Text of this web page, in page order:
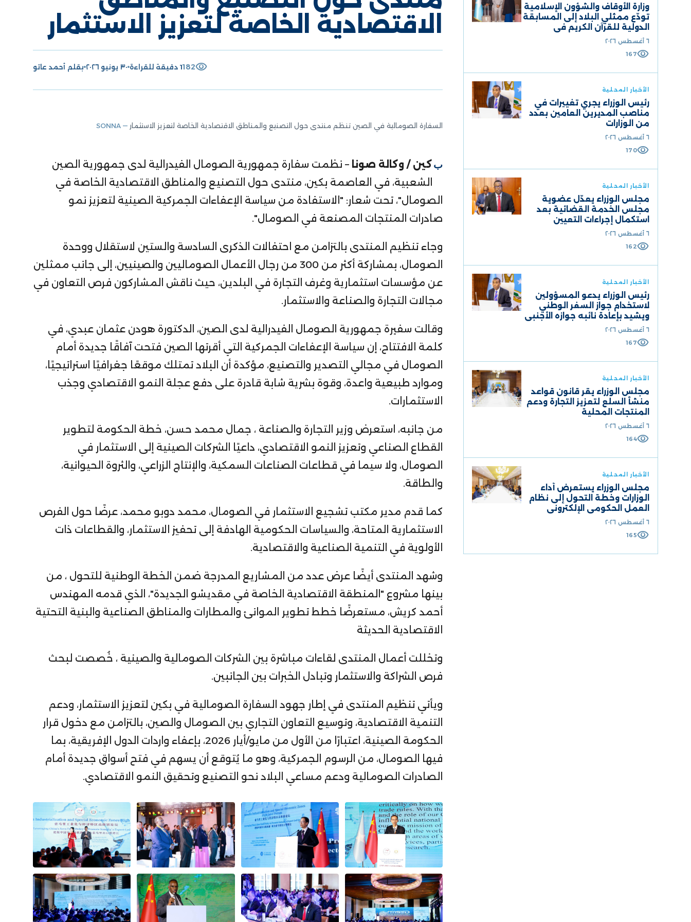
الاقتصادية الخاصة لتعزيز الاستثمار
بقلم أحمد عاتو ٣٠ يونيو ٢٠٢٦ 1 دقيقة للقراءة visibility
182
السفارة الصومالية في الصين تنظم منتدى حول التصنيع والمناطق الاقتصادية الخاصة لتعزيز الاستثمار — SONNA
بكين / وكالة صونا – نظمت سفارة جمهورية الصومال الفيدرالية لدى جمهورية الصين
الشعبية، في العاصمة بكين، منتدى حول التصنيع والمناطق الاقتصادية الخاصة في
الصومال"، تحت شعار: "الاستفادة من سياسة الإعفاءات الجمركية الصينية لتعزيز نمو
صادرات المنتجات المصنعة في الصومال".
وجاء تنظيم المنتدى بالتزامن مع احتفالات الذكرى السادسة والستين لاستقلال ووحدة
الصومال، بمشاركة أكثر من 300 من رجال الأعمال الصوماليين والصينيين، إلى جانب ممثلين
عن مؤسسات استثمارية وغرف التجارة في البلدين، حيث ناقش المشاركون فرص التعاون في
مجالات التجارة والصناعة والاستثمار.
وقالت سفيرة جمهورية الصومال الفيدرالية لدى الصين، الدكتورة هودن عثمان عبدي، في
كلمة الافتتاح، إن سياسة الإعفاءات الجمركية التي أقرتها الصين فتحت آفاقًا جديدة أمام
الصومال في مجالي التصدير والتصنيع، مؤكدة أن البلاد تمتلك موقعًا جغرافيًا استراتيجيًا،
وموارد طبيعية واعدة، وقوة بشرية شابة قادرة على دفع عجلة النمو الاقتصادي وجذب
الاستثمارات.
من جانبه، استعرض وزير التجارة والصناعة ، جمال محمد حسن، خطة الحكومة لتطوير
القطاع الصناعي وتعزيز النمو الاقتصادي، داعيًا الشركات الصينية إلى الاستثمار في
الصومال، ولا سيما في قطاعات الصناعات السمكية، والإنتاج الزراعي، والثروة الحيوانية،
والطاقة.
كما قدم مدير مكتب تشجيع الاستثمار في الصومال، محمد دوبو محمد، عرضًا حول الفرص
الاستثمارية المتاحة، والسياسات الحكومية الهادفة إلى تحفيز الاستثمار، والقطاعات ذات
الأولوية في التنمية الصناعية والاقتصادية.
وشهد المنتدى أيضًا عرض عدد من المشاريع المدرجة ضمن الخطة الوطنية للتحول ، من
بينها مشروع "المنطقة الاقتصادية الخاصة في مقديشو الجديدة"، الذي قدمه المهندس
أحمد كريش، مستعرضًا خطط تطوير الموانئ والمطارات والمناطق الصناعية والبنية التحتية
الاقتصادية الحديثة
وتخللت أعمال المنتدى لقاءات مباشرة بين الشركات الصومالية والصينية ، خُصصت لبحث
فرص الشراكة والاستثمار وتبادل الخبرات بين الجانبين.
ويأتي تنظيم المنتدى في إطار جهود السفارة الصومالية في بكين لتعزيز الاستثمار، ودعم
التنمية الاقتصادية، وتوسيع التعاون التجاري بين الصومال والصين، بالتزامن مع دخول قرار
الحكومة الصينية، اعتبارًا من الأول من مايو/أيار 2026، بإعفاء واردات الدول الإفريقية، بما
فيها الصومال، من الرسوم الجمركية، وهو ما يُتوقع أن يسهم في فتح أسواق جديدة أمام
الصادرات الصومالية ودعم مساعي البلاد نحو التصنيع وتحقيق النمو الاقتصادي.
وزارة الأوقاف والشؤون الإسلامية
تودّع ممثلي البلاد إلى المسابقة
الدولية للقرآن الكريم في
السعودية
٦ أغسطس ٢٠٢٦
visibility
167
الأخبار المحلية
رئيس الوزراء يجري تغييرات في
مناصب المديرين العامين بعدد
من الوزارات
٦ أغسطس ٢٠٢٦
visibility
170
الأخبار المحلية
مجلس الوزراء يعدّل عضوية
مجلس الخدمة القضائية بعد
استكمال إجراءات التعيين
٦ أغسطس ٢٠٢٦
visibility
162
الأخبار المحلية
رئيس الوزراء يدعو المسؤولين
لاستخدام جواز السفر الوطني
ويشيد بإعادة نائبه جوازه الأجنبي
٦ أغسطس ٢٠٢٦
visibility
167
الأخبار المحلية
مجلس الوزراء يقر قانون قواعد
منشأ السلع لتعزيز التجارة ودعم
المنتجات المحلية
٦ أغسطس ٢٠٢٦
visibility
164
الأخبار المحلية
مجلس الوزراء يستعرض أداء
الوزارات وخطة التحول إلى نظام
العمل الحكومي الإلكتروني
٦ أغسطس ٢٠٢٦
visibility
165